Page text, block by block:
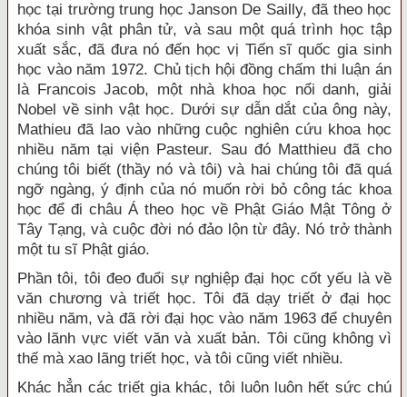
học tại trường trung học Janson De Sailly, đã theo học
khóa sinh vật phân tử, và sau một quá trình học tập
xuất sắc, đã đưa nó đến học vị Tiến sĩ quốc gia sinh
học vào năm 1972. Chủ tịch hội đồng chấm thi luận án
là Francois Jacob, một nhà khoa học nổi danh, giải
Nobel về sinh vật học. Dưới sự dẫn dắt của ông này,
Mathieu đã lao vào những cuộc nghiên cứu khoa học
nhiều năm tại viện Pasteur. Sau đó Matthieu đã cho
chúng tôi biết (thầy nó và tôi) và hai chúng tôi đã quá
ngỡ ngàng, ý định của nó muốn rời bỏ công tác khoa
học để đi châu Á theo học về Phật Giáo Mật Tông ở
Tây Tạng, và cuộc đời nó đảo lộn từ đây. Nó trở thành
một tu sĩ Phật giáo.
Phần tôi, tôi đeo đuổi sự nghiệp đại học cốt yếu là về
văn chương và triết học. Tôi đã dạy triết ở đại học
nhiều năm, và đã rời đại học vào năm 1963 để chuyên
vào lãnh vực viết văn và xuất bản. Tôi cũng không vì
thế mà xao lãng triết học, và tôi cũng viết nhiều.
Khác hẳn các triết gia khác, tôi luôn luôn hết sức chú